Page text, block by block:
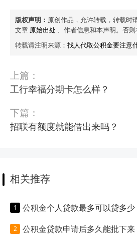
版权声明： 原创作品，允许转载，转载时
文章 原始出处 、作者信息和本声明。否则
转载请注明来源： 找人代取公积金要注意
上篇：
工行幸福分期卡怎么样？
下篇：
招联有额度就能借出来吗？
相关推荐
公积金个人贷款最多可以贷多
公积金贷款申请后多久能批下来